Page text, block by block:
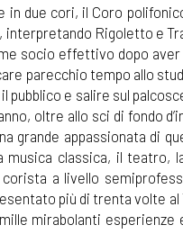
due cori, il Coro
interpretando Rigoletto e
socio effettivo dopo
parecchio tempo allo
e salire sul
oltre allo sci di fondo
grande appassionata di
musica classica, il teatro,
a livello
più di trenta volte
mirabolanti